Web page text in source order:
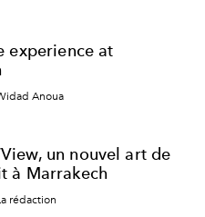
villas indépendantes,
et préservé.
experience at
Anoua
un nouvel art de
à Marrakech
rédaction